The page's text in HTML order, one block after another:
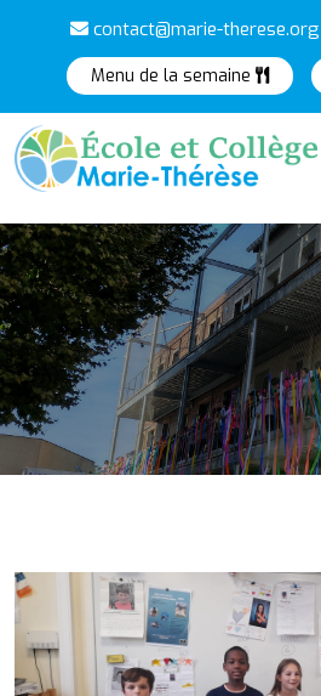
contact@marie-therese.org
Menu de la semaine